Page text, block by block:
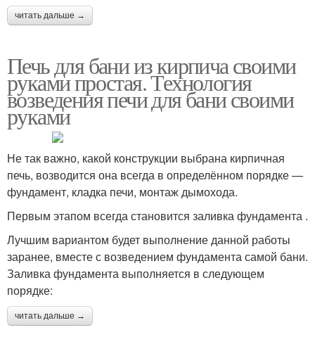
Русская печь
Печь для маленькой Котёл для бани
читать дальше →
Печь для бани из кирпича своими
руками простая. Технология
возведения печи для бани своими
руками
Не так важно, какой конструкции выбрана кирпичная
печь, возводится она всегда в определённом порядке —
фундамент, кладка печи, монтаж дымохода.
Первым этапом всегда становится заливка фундамента .
Лучшим вариантом будет выполнение данной работы
заранее, вместе с возведением фундамента самой бани.
Заливка фундамента выполняется в следующем
порядке:
читать дальше →